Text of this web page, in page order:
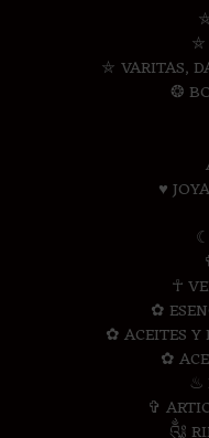
⛤
⛤ VARITAS,
❂
♥
☥
✿
✿ ACEITES Y
✿
♨
✞